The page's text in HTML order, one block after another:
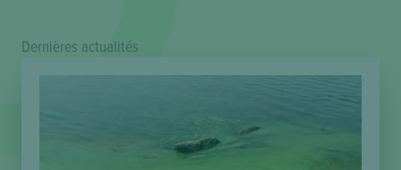
Dernières actualités